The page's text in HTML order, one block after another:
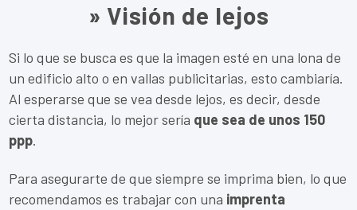
» Visión de lejos
Si lo que se busca es que la imagen esté en una lona de
un edificio alto o en vallas publicitarias, esto cambiaría.
Al esperarse que se vea desde lejos, es decir, desde
cierta distancia, lo mejor sería que sea de unos 150
ppp.
Para asegurarte de que siempre se imprima bien, lo que
recomendamos es trabajar con una imprenta